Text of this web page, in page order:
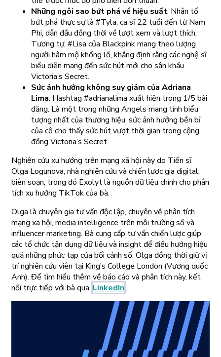
Những ngôi sao bứt phá về hiệu suất: Nhân tố
bứt phá thực sự là #Tyla, ca sĩ 22 tuổi đến từ Nam
Phi, dẫn đầu đồng thời về lượt xem và lượt thích.
Tương tự, #Lisa của Blackpink mang theo lượng
người hâm mộ khổng lồ, khẳng định rằng các nghệ sĩ
biểu diễn mang đến sức hút mới cho sân khấu
Victoria’s Secret.
Sức ảnh hưởng không suy giảm của Adriana
Lima: Hashtag #adrianalima xuất hiện trong 1/5 bài
đăng. Là một trong những Angels mang tính biểu
tượng nhất của thương hiệu, sức ảnh hưởng bền bỉ
của cô cho thấy sức hút vượt thời gian trong cộng
đồng Victoria’s Secret.
Nghiên cứu xu hướng trên mạng xã hội này do Tiến sĩ
Olga Logunova, nhà nghiên cứu và chiến lược gia digital,
biên soạn, trong đó Exolyt là nguồn dữ liệu chính cho phân
tích xu hướng TikTok của bà.
Olga là chuyên gia tư vấn độc lập, chuyên về phân tích
mạng xã hội, media intelligence trên môi trường số và
influencer marketing. Bà cung cấp tư vấn chiến lược giúp
các tổ chức tận dụng dữ liệu và insight để điều hướng hiệu
quả những phức tạp của bối cảnh số. Olga đồng thời giữ vị
trí nghiên cứu viên tại King’s College London (Vương quốc
Anh). Để tìm hiểu thêm về báo cáo và phân tích này, kết
nối trực tiếp với bà qua LinkedIn.